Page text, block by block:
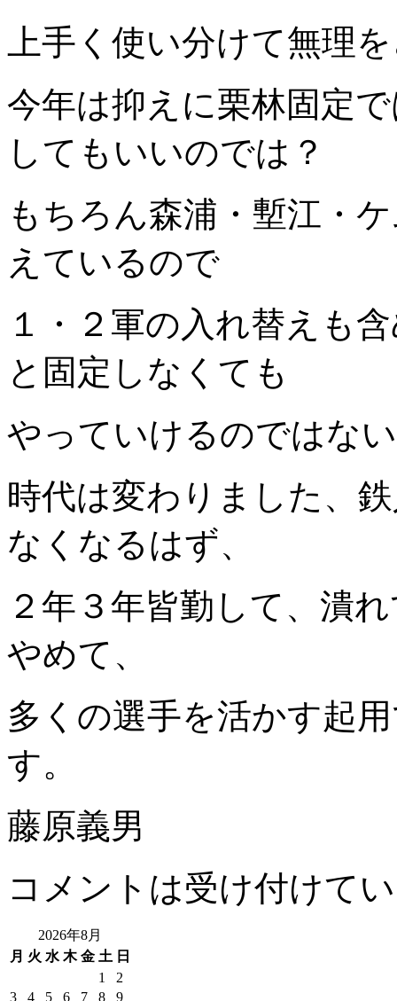
上手く使い分けて無理
今年は抑えに栗林固定
してもいいのでは？
もちろん森浦・塹江・
えているので
１・２軍の入れ替えも
と固定しなくても
やっていけるのではな
時代は変わりました、
なくなるはず、
２年３年皆勤して、潰
やめて、
多くの選手を活かす起
す。
藤原義男
コメントは受け付けて
2026年8月
月 火 水 木 金 土 日
1
2
3
4 5 6 7 8 9